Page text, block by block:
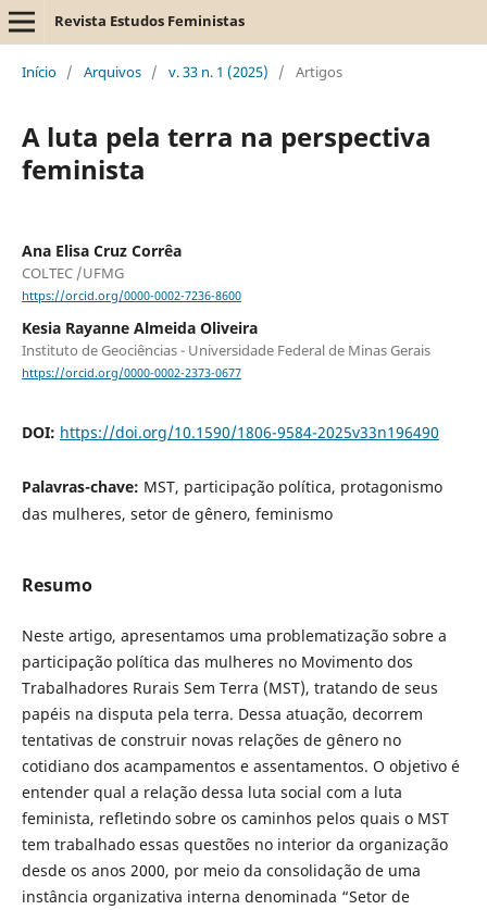
Revista Estudos Feministas
Início / Arquivos / v. 33 n. 1 (2025) / Artigos
A luta pela terra na perspectiva
feminista
Ana Elisa Cruz Corrêa
COLTEC /UFMG
https://orcid.org/0000-0002-7236-8600
Kesia Rayanne Almeida Oliveira
Instituto de Geociências - Universidade Federal de Minas Gerais
https://orcid.org/0000-0002-2373-0677
DOI: https://doi.org/10.1590/1806-9584-2025v33n196490
Palavras-chave: MST, participação política, protagonismo
das mulheres, setor de gênero, feminismo
Resumo
Neste artigo, apresentamos uma problematização sobre a
participação política das mulheres no Movimento dos
Trabalhadores Rurais Sem Terra (MST), tratando de seus
papéis na disputa pela terra. Dessa atuação, decorrem
tentativas de construir novas relações de gênero no
cotidiano dos acampamentos e assentamentos. O objetivo é
entender qual a relação dessa luta social com a luta
feminista, refletindo sobre os caminhos pelos quais o MST
tem trabalhado essas questões no interior da organização
desde os anos 2000, por meio da consolidação de uma
instância organizativa interna denominada “Setor de